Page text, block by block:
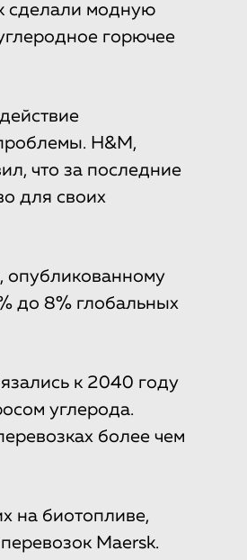
сделали модную
горючее
H&M,
что за последние
для своих
до 8% глобальных
к 2040 году
углерода.
более чем
на биотопливе,
Maersk.